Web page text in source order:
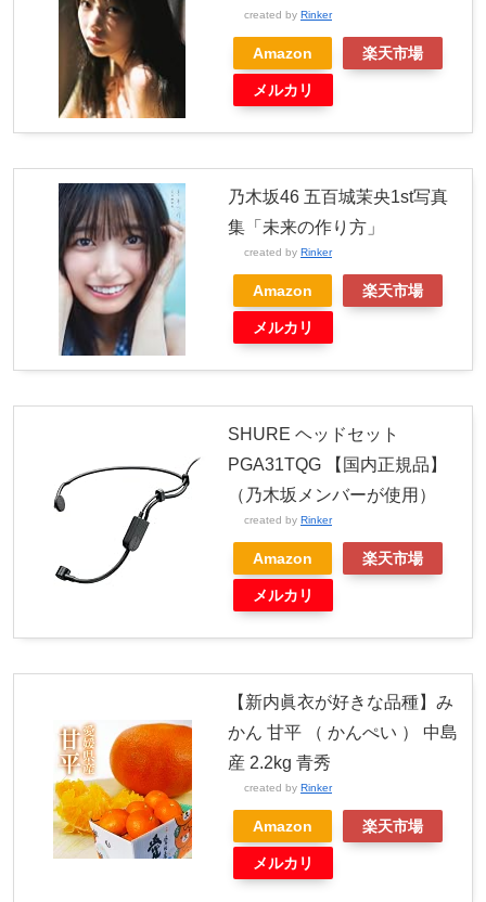
created by Rinker
Amazon 楽天市場
メルカリ
乃木坂46 五百城茉央1st写真
集「未来の作り方」
created by Rinker
Amazon 楽天市場
メルカリ
SHURE ヘッドセット
PGA31TQG 【国内正規品】
（乃木坂メンバーが使用）
created by Rinker
Amazon 楽天市場
メルカリ
【新内眞衣が好きな品種】み
かん 甘平 （ かんぺい ） 中島
産 2.2kg 青秀
created by Rinker
Amazon 楽天市場
メルカリ